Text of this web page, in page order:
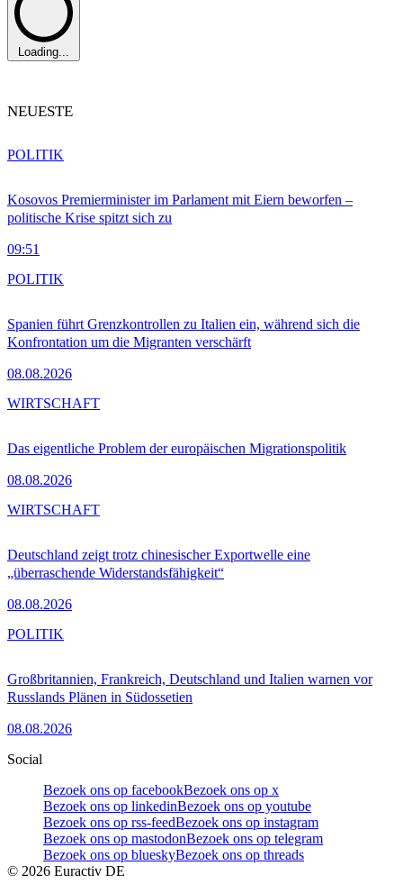
Loading...
NEUESTE
Kosovos Premierminister im Parlament mit Eiern beworfen –
politische Krise spitzt sich zu
09:51
POLITIK
Spanien führt Grenzkontrollen zu Italien ein, während sich die
Konfrontation um die Migranten verschärft
08.08.2026
POLITIK
Das eigentliche Problem der europäischen Migrationspolitik
08.08.2026
WIRTSCHAFT
Deutschland zeigt trotz chinesischer Exportwelle eine
„überraschende Widerstandsfähigkeit“
08.08.2026
WIRTSCHAFT
Großbritannien, Frankreich, Deutschland und Italien warnen vor
Russlands Plänen in Südossetien
08.08.2026
POLITIK
Social
Bezoek ons op facebookBezoek ons op x
Bezoek ons op linkedinBezoek ons op youtube
Bezoek ons op rss-feedBezoek ons op instagram
Bezoek ons op mastodonBezoek ons op telegram
Bezoek ons op blueskyBezoek ons op threads
© 2026 Euractiv DE